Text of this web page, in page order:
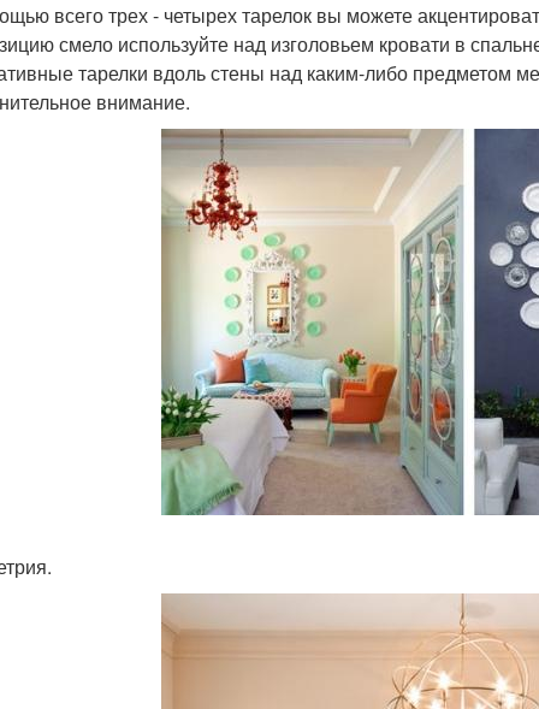
всего трех - четырех тарелок вы можете
смело используйте над изголовьем кровати в
тарелки вдоль стены над каким-либо предметом
внимание.